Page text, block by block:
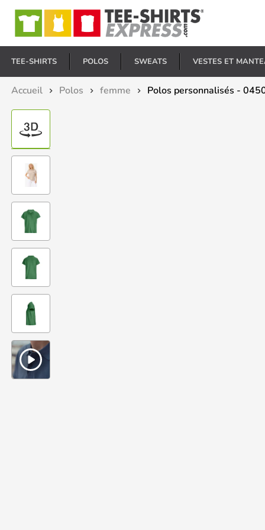
TEE-SHIRTS POLOS SWEATS VESTES ET
Accueil Polos femme Polos personnalisés -